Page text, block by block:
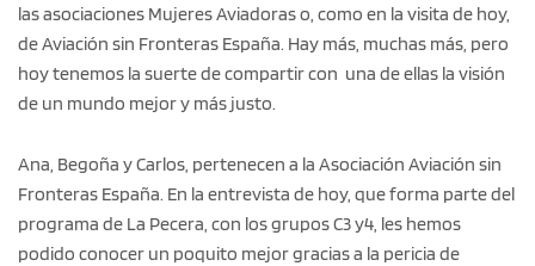
las asociaciones Mujeres Aviadoras o, como en la visita de hoy,
de Aviación sin Fronteras España. Hay más, muchas más, pero
hoy tenemos la suerte de compartir con una de ellas la visión
de un mundo mejor y más justo.
Ana, Begoña y Carlos, pertenecen a la Asociación Aviación sin
Fronteras España. En la entrevista de hoy, que forma parte del
programa de La Pecera, con los grupos C3 y4, les hemos
podido conocer un poquito mejor gracias a la pericia de